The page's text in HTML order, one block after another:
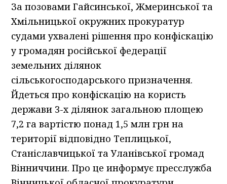
За позовами Гайсинської, Жмеринської та
Хмільницької окружних прокуратур
судами ухвалені рішення про конфіскацію
у громадян російської федерації
земельних ділянок
сільськогосподарського призначення.
Йдеться про конфіскацію на користь
держави 3-х ділянок загальною площею
7,2 га вартістю понад 1,5 млн грн на
території відповідно Теплицької,
Станіславчицької та Уланівської громад
Вінниччини. Про це информує пресслужба